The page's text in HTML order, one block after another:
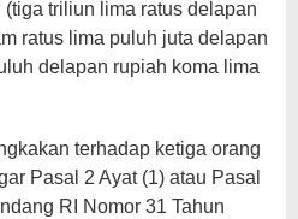
triliun lima ratus delapan
ratus lima puluh juta delapan
delapan rupiah koma lima
terhadap ketiga orang
Pasal 2 Ayat (1) atau Pasal
RI Nomor 31 Tahun